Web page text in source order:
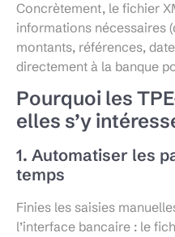
Concrètement, le fichier
informations nécessaires
montants, références,
directement à la banque
Pourquoi les
elles s’y
1. Automatiser les
temps
Finies les saisies
l’interface bancaire : le